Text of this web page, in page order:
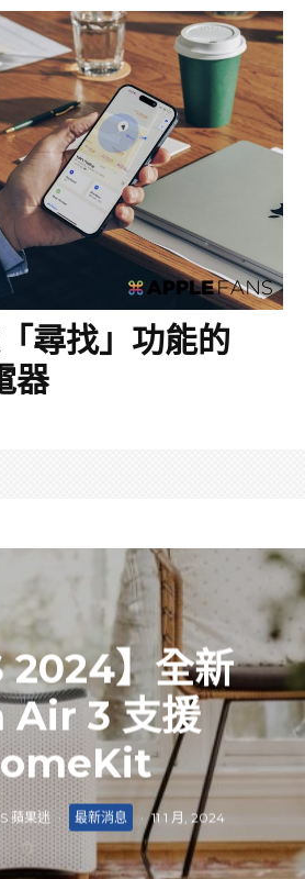
尋找」功能的
器
2024】全新
Air 3 支援
蘋果迷 · 最新消息 · 11 1 月, 2024